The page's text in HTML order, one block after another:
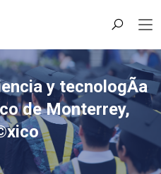
y tecnologÃ­a
de Monterrey,